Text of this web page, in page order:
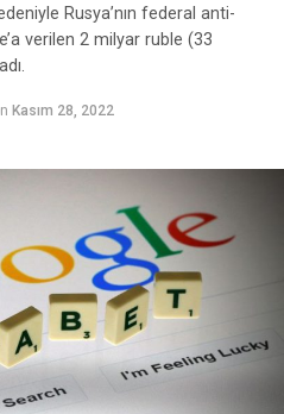
Rusya’nın federal anti-
verilen 2 milyar ruble (33
Kasım 28, 2022